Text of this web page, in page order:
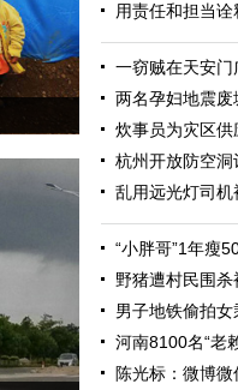
用责任和担当诠
一窃贼在天安
两名孕妇地震
炊事员为灾区
杭州开放防空洞
乱用远光灯司
“小胖哥”1年瘦
野猪遭村民围
男子地铁偷拍
河南8100名“老
陈光标：微博